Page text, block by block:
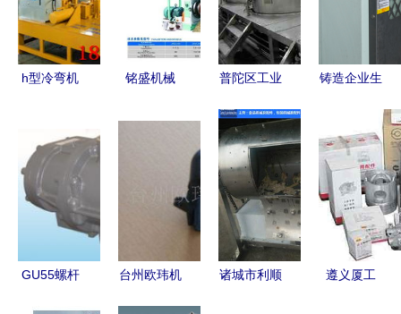
h型冷弯机
械设备及配
件采购指南
铭盛机械
行业智造升
普陀区工业
您的可靠物
资处理伙伴
铸造企业生
化生产线高
效运转
GU55螺杆
台州欧玮机
诸城市利顺
遵义厦工